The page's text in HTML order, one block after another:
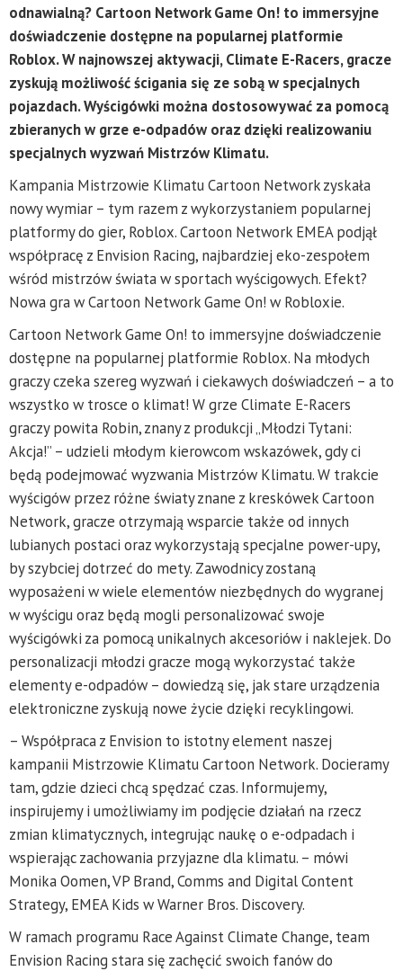
odnawialną? Cartoon Network Game On! to immersyjne
doświadczenie dostępne na popularnej platformie
Roblox. W najnowszej aktywacji, Climate E-Racers, gracze
zyskują możliwość ścigania się ze sobą w specjalnych
pojazdach. Wyścigówki można dostosowywać za pomocą
zbieranych w grze e-odpadów oraz dzięki realizowaniu
specjalnych wyzwań Mistrzów Klimatu.
Kampania Mistrzowie Klimatu Cartoon Network zyskała
nowy wymiar – tym razem z wykorzystaniem popularnej
platformy do gier, Roblox. Cartoon Network EMEA podjął
współpracę z Envision Racing, najbardziej eko-zespołem
wśród mistrzów świata w sportach wyścigowych. Efekt?
Nowa gra w Cartoon Network Game On! w Robloxie.
Cartoon Network Game On! to immersyjne doświadczenie
dostępne na popularnej platformie Roblox. Na młodych
graczy czeka szereg wyzwań i ciekawych doświadczeń – a to
wszystko w trosce o klimat! W grze Climate E-Racers
graczy powita Robin, znany z produkcji „Młodzi Tytani:
Akcja!” – udzieli młodym kierowcom wskazówek, gdy ci
będą podejmować wyzwania Mistrzów Klimatu. W trakcie
wyścigów przez różne światy znane z kreskówek Cartoon
Network, gracze otrzymają wsparcie także od innych
lubianych postaci oraz wykorzystają specjalne power-upy,
by szybciej dotrzeć do mety. Zawodnicy zostaną
wyposażeni w wiele elementów niezbędnych do wygranej
w wyścigu oraz będą mogli personalizować swoje
wyścigówki za pomocą unikalnych akcesoriów i naklejek. Do
personalizacji młodzi gracze mogą wykorzystać także
elementy e-odpadów – dowiedzą się, jak stare urządzenia
elektroniczne zyskują nowe życie dzięki recyklingowi.
– Współpraca z Envision to istotny element naszej
kampanii Mistrzowie Klimatu Cartoon Network. Docieramy
tam, gdzie dzieci chcą spędzać czas. Informujemy,
inspirujemy i umożliwiamy im podjęcie działań na rzecz
zmian klimatycznych, integrując naukę o e-odpadach i
wspierając zachowania przyjazne dla klimatu. – mówi
Monika Oomen, VP Brand, Comms and Digital Content
Strategy, EMEA Kids w Warner Bros. Discovery.
W ramach programu Race Against Climate Change, team
Envision Racing stara się zachęcić swoich fanów do